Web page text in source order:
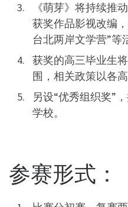
《萌芽》将持续推
获奖作品影视改编
台北两岸文学营”等
获奖的高三毕业生
围，相关政策以各高
另设“优秀组织奖”
学校。
参赛形式：